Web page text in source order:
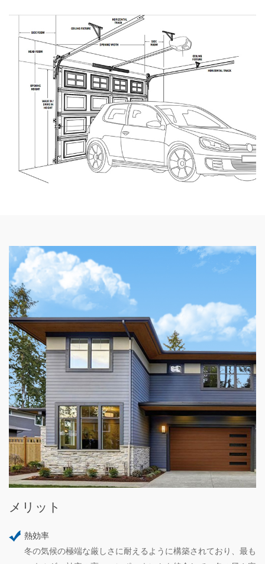
メリット
熱効率
冬の気候の極端な厳しさに耐えるように構築されており、最も